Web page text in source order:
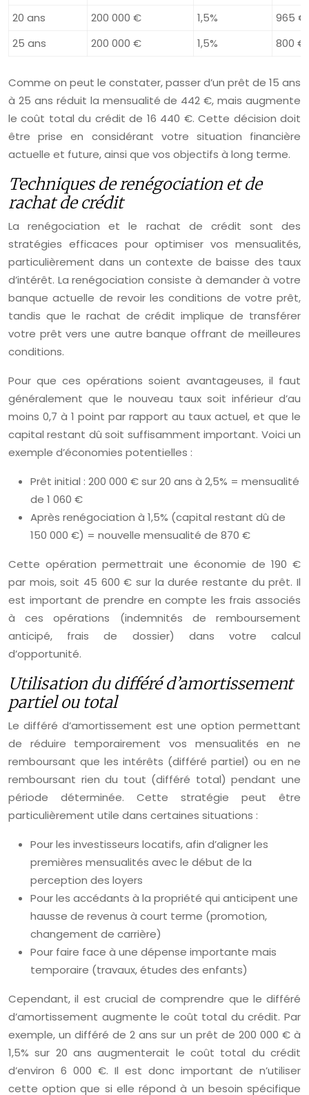
20 ans
200 000 € 1,5%
965 €
25 ans
200 000 € 1,5% 800 €
Comme on peut le constater, passer d’un prêt de 15 ans
à 25 ans réduit la mensualité de 442 €, mais augmente
le coût total du crédit de 16 440 €. Cette décision doit
être prise en considérant votre situation financière
actuelle et future, ainsi que vos objectifs à long terme.
Techniques de renégociation et de
rachat de crédit
La renégociation et le rachat de crédit sont des
stratégies efficaces pour optimiser vos mensualités,
particulièrement dans un contexte de baisse des taux
d’intérêt. La renégociation consiste à demander à votre
banque actuelle de revoir les conditions de votre prêt,
tandis que le rachat de crédit implique de transférer
votre prêt vers une autre banque offrant de meilleures
conditions.
Pour que ces opérations soient avantageuses, il faut
généralement que le nouveau taux soit inférieur d’au
moins 0,7 à 1 point par rapport au taux actuel, et que le
capital restant dû soit suffisamment important. Voici un
exemple d’économies potentielles :
Prêt initial : 200 000 € sur 20 ans à 2,5% = mensualité
de 1 060 €
Après renégociation à 1,5% (capital restant dû de
150 000 €) = nouvelle mensualité de 870 €
Cette opération permettrait une économie de 190 €
par mois, soit 45 600 € sur la durée restante du prêt. Il
est important de prendre en compte les frais associés
à ces opérations (indemnités de remboursement
anticipé, frais de dossier) dans votre calcul
d’opportunité.
Utilisation du différé d’amortissement
partiel ou total
Le différé d’amortissement est une option permettant
de réduire temporairement vos mensualités en ne
remboursant que les intérêts (différé partiel) ou en ne
remboursant rien du tout (différé total) pendant une
période déterminée. Cette stratégie peut être
particulièrement utile dans certaines situations :
Pour les investisseurs locatifs, afin d’aligner les
premières mensualités avec le début de la
perception des loyers
Pour les accédants à la propriété qui anticipent une
hausse de revenus à court terme (promotion,
changement de carrière)
Pour faire face à une dépense importante mais
temporaire (travaux, études des enfants)
Cependant, il est crucial de comprendre que le différé
d’amortissement augmente le coût total du crédit. Par
exemple, un différé de 2 ans sur un prêt de 200 000 € à
1,5% sur 20 ans augmenterait le coût total du crédit
d’environ 6 000 €. Il est donc important de n’utiliser
cette option que si elle répond à un besoin spécifique